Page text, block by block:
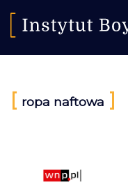
[ ropa naftowa ]